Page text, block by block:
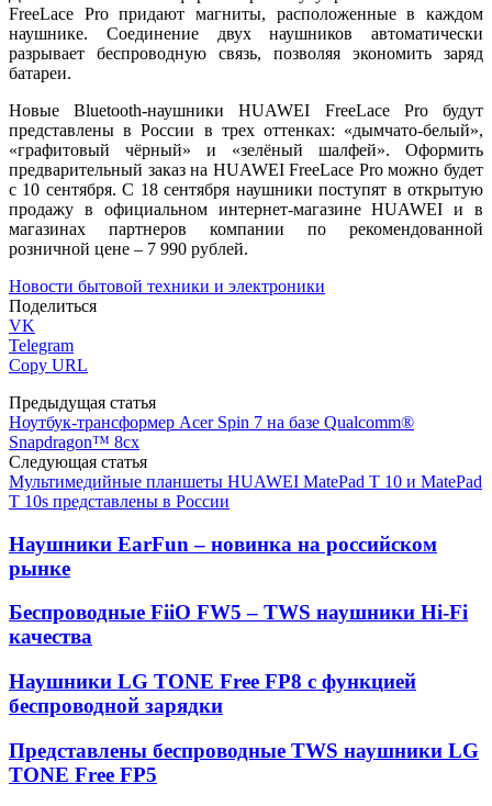
FreeLace Pro придают магниты, расположенные в каждом
наушнике. Соединение двух наушников автоматически
разрывает беспроводную связь, позволяя экономить заряд
батареи.
Новые Bluetooth-наушники HUAWEI FreeLace Pro будут
представлены в России в трех оттенках: «дымчато-белый»,
«графитовый чёрный» и «зелёный шалфей». Оформить
предварительный заказ на HUAWEI FreeLace Pro можно будет
с 10 сентября. С 18 сентября наушники поступят в открытую
продажу в официальном интернет-магазине HUAWEI и в
магазинах партнеров компании по рекомендованной
розничной цене – 7 990 рублей.
Новости бытовой техники и электроники
Поделиться
VK
Telegram
Copy URL
Предыдущая статья
Ноутбук-трансформер Acer Spin 7 на базе Qualcomm®
Snapdragon™ 8cx
Следующая статья
Мультимедийные планшеты HUAWEI MatePad T 10 и MatePad
T 10s представлены в России
Наушники EarFun – новинка на российском
рынке
Беспроводные FiiO FW5 – TWS наушники Hi-Fi
качества
Наушники LG TONE Free FP8 с функцией
беспроводной зарядки
Представлены беспроводные TWS наушники LG
TONE Free FP5